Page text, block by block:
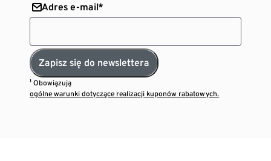
Adres e-mail*
Zapisz się do newslettera
¹ Obowiązują
ogólne warunki dotyczące realizacji kuponów rabatowych.